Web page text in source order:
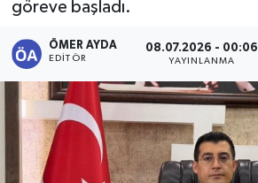
göreve başladı.
ÖMER AYDA
EDITÖR
08.07.2026 - 00:06
YAYINLANMA
Eğitim
Kültür - Sanat
Siyaset
Spor
Son Dakika Haberleri
Haber Arşivi